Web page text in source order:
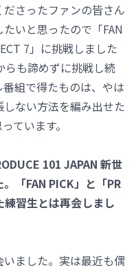
さったファンの皆さん
いと思ったので「FAN
7」に挑戦しました
らも諦めずに挑戦し続
組で得たものは、やは
ない方法を編み出せた
ています。
101 JAPAN 新世
「FAN PICK」と「PR
習生とは再会しまし
ました。実は最近も偶